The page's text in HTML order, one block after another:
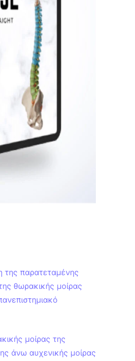
της παρατεταμένης
θωρακικής μοίρας
μοίρας της
άνω αυχενικής μοίρας